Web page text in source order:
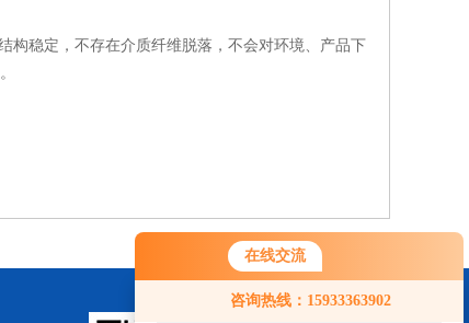
在线交流
咨询热线：15933363902
您好！欢迎前来咨询，很高兴为您
服务，请问您要咨询什么问题呢？
稳定，不存在介质纤维脱落，不会对环境、产品下